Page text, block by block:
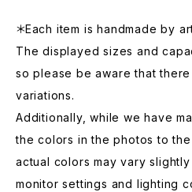
＊Each item is handmade by
The displayed sizes and
so please be aware that
variations.
Additionally, while we have
the colors in the photos to
actual colors may vary
monitor settings and lighting